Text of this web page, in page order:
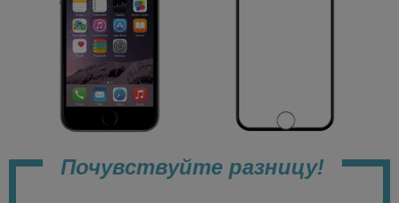
Почувствуйте разницу!